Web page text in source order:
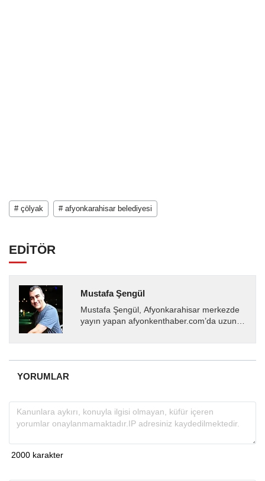
# çölyak # afyonkarahisar belediyesi
EDİTÖR
Mustafa Şengül
Mustafa Şengül, Afyonkarahisar merkezde
yayın yapan afyonkenthaber.com’da uzun
almakta, haber akışı...
YORUMLAR